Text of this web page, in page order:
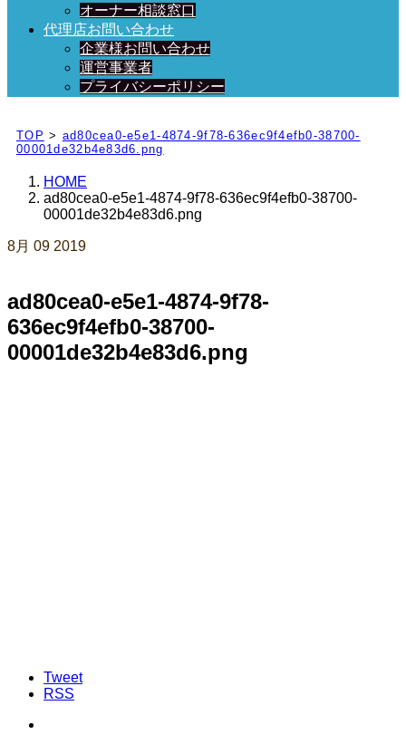
オーナー相談窓口
代理店お問い合わせ
企業様お問い合わせ
運営事業者
プライバシーポリシー
TOP > ad80cea0-e5e1-4874-9f78-636ec9f4efb0-38700-
00001de32b4e83d6.png
HOME
ad80cea0-e5e1-4874-9f78-636ec9f4efb0-38700-
00001de32b4e83d6.png
8月 09 2019
ad80cea0-e5e1-4874-9f78-
636ec9f4efb0-38700-
00001de32b4e83d6.png
Tweet
RSS